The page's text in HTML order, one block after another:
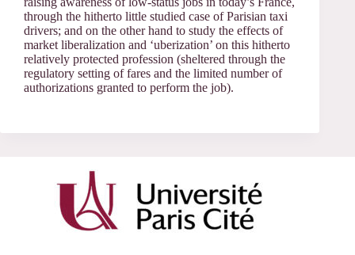
through the hitherto little studied case of Parisian taxi
drivers; and on the other hand to study the effects of
market liberalization and ‘uberization’ on this hitherto
relatively protected profession (sheltered through the
regulatory setting of fares and the limited number of
authorizations granted to perform the job).